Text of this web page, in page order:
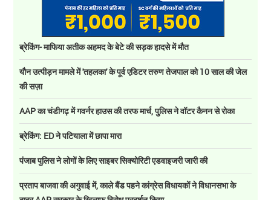
ब्रेकिंग- माफिया अतीक अहमद के बेटे की सड़क हादसे में मौत
यौन उत्पीड़न मामले में 'तहलका' के पूर्व एडिटर तरुण तेजपाल को 10 साल की जेल
की सज़ा
AAP का चंडीगढ़ में गवर्नर हाउस की तरफ मार्च, पुलिस ने वॉटर कैनन से रोका
ब्रेकिंग: ED ने पटियाला में छापा मारा
पंजाब पुलिस ने लोगों के लिए साइबर सिक्योरिटी एडवाइजरी जारी की
प्रताप बाजवा की अगुवाई में, काले बैंड पहने कांग्रेस विधायकों ने विधानसभा के